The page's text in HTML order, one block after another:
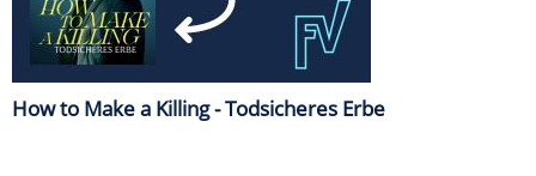
How to Make a Killing - Todsicheres Erbe